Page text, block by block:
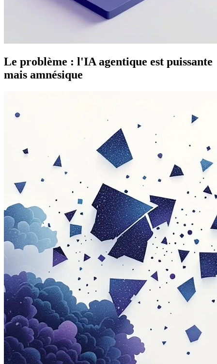
Le problème : l'IA agentique est puissante
mais amnésique